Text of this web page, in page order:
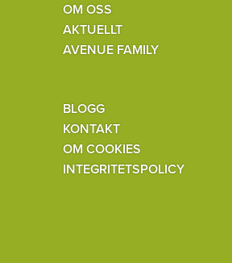
OM OSS
AKTUELLT
AVENUE FAMILY
BLOGG
KONTAKT
OM COOKIES
INTEGRITETSPOLICY